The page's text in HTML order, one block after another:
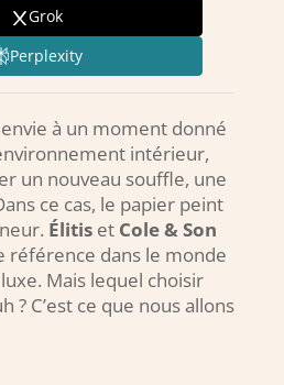
Grok
Perplexity
à un moment donné
intérieur,
un nouveau souffle, une
ce cas, le papier peint
Élitiset Cole & Son
référence dans le monde
Mais lequel choisir
? C’est ce que nous allons